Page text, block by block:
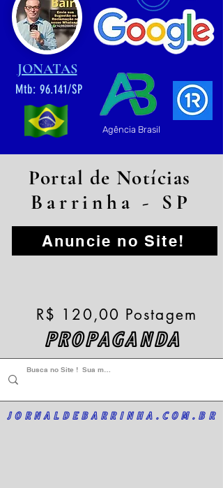
JONATAS
Mtb: 96.141/SP
Agência Brasil
Anuncie no Site!
PROPAGANDA
R$ 120,00 Postagem
JORNALDEBARRINHA.COM.BR
Barrinha - SP
Portal de Notícias